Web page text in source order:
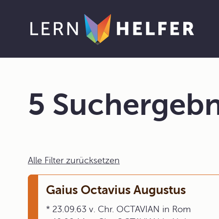
5
Alle Filter zurücksetzen
Gaius Octavius Augustus
* 23.09.63 v. Chr. OCTAVIAN in Rom